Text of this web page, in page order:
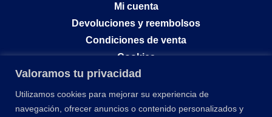
Valoramos tu privacidad
Utilizamos cookies para mejorar su experiencia de
navegación, ofrecer anuncios o contenido personalizados y
Mi cuenta
Devoluciones y reembolsos
Condiciones de venta
Cookies
Política de privacidad